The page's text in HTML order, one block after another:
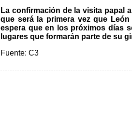
La confirmación de la visita papal
que será la primera vez que
espera que en los próximos días
lugares que formarán parte de su
Fuente: C3